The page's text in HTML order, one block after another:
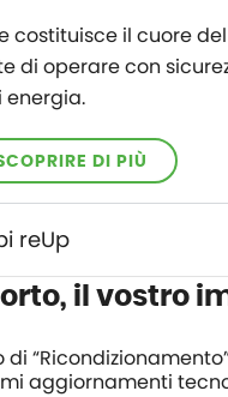
costituisce il cuore
di operare con
energia.
DI PIÙ
reUp
il vostro
di
aggiornamenti